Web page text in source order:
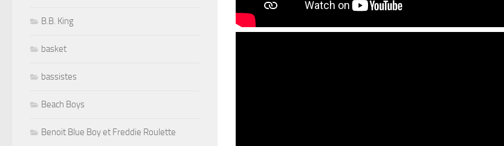
B.B. King
basket
bassistes
Beach Boys
Benoit Blue Boy et Freddie Roulette